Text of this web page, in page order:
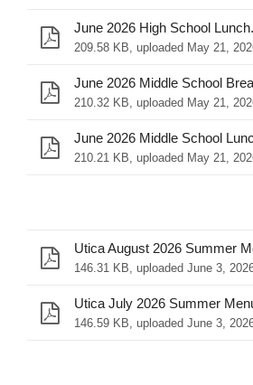
June 2026 High School
209.58 KB, uploaded May 21,
June 2026 Middle School
210.32 KB, uploaded May 21,
June 2026 Middle School
210.21 KB, uploaded May 21,
Utica August 2026 Summer
146.31 KB, uploaded June 3,
Utica July 2026 Summer
146.59 KB, uploaded June 3,